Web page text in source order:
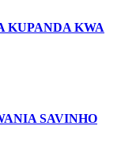
KUPANDA KWA
SAVINHO